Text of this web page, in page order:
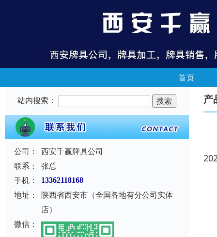
首页
站内搜索：
公司：
西安千赢牌具公司
联系：
张总
手机：
13362118168
地址：
陕西省西安市（全国各地有分公司实体
店）
微信：
产